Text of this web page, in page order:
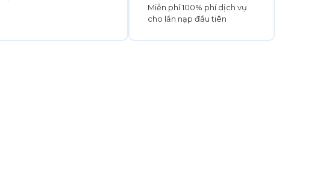
Miễn phí 100% phí dịch vụ
cho lần nạp đầu tiên